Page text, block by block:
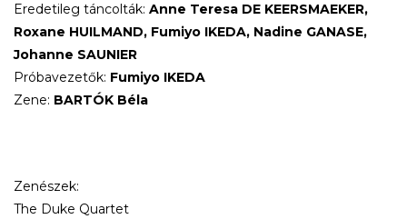
Eredetileg táncolták: Anne Teresa DE KEERSMAEKER,
Roxane HUILMAND, Fumiyo IKEDA, Nadine GANASE,
Johanne SAUNIER
Próbavezetők: Fumiyo IKEDA
Zene: BARTÓK Béla
Zenészek:
The Duke Quartet